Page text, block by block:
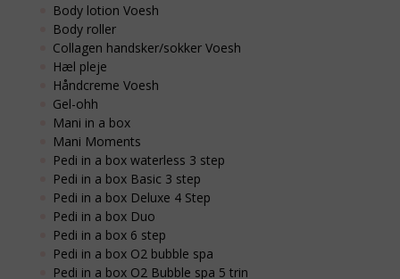
Body lotion Voesh
Body roller
Collagen handsker/sokker Voesh
Hæl pleje
Håndcreme Voesh
Gel-ohh
Mani in a box
Mani Moments
Pedi in a box waterless 3 step
Pedi in a box Basic 3 step
Pedi in a box Deluxe 4 Step
Pedi in a box Duo
Pedi in a box 6 step
Pedi in a box O2 bubble spa
Pedi in a box O2 Bubble spa 5 trin